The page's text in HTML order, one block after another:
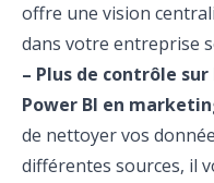
offre une vision
dans votre entreprise
– Plus de contrôle
Power BI en
de nettoyer vos
différentes sources, il